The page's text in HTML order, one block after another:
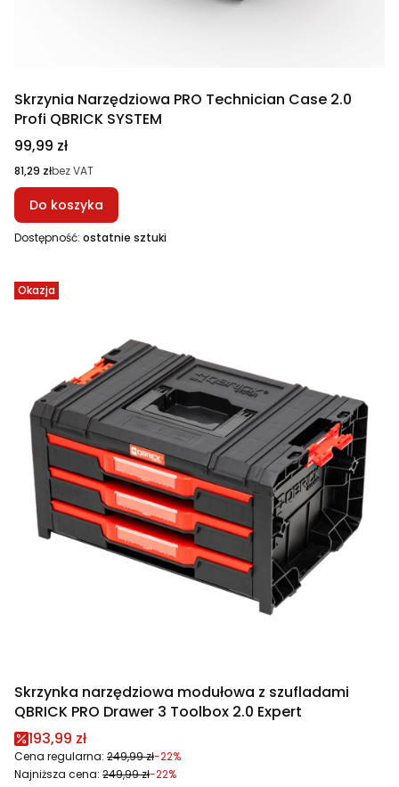
Skrzynia Narzędziowa PRO Technician Case 2.0
Profi QBRICK SYSTEM
Cena
99,99 zł
Cena
81,29 złbez VAT
Do koszyka
Dostępność: ostatnie sztuki
Okazja
Skrzynka narzędziowa modułowa z szufladami
QBRICK PRO Drawer 3 Toolbox 2.0 Expert
Cena promocyjna
193,99 zł
Cena regularna: 249,99 zł-22%
Najniższa cena: 249,99 zł-22%